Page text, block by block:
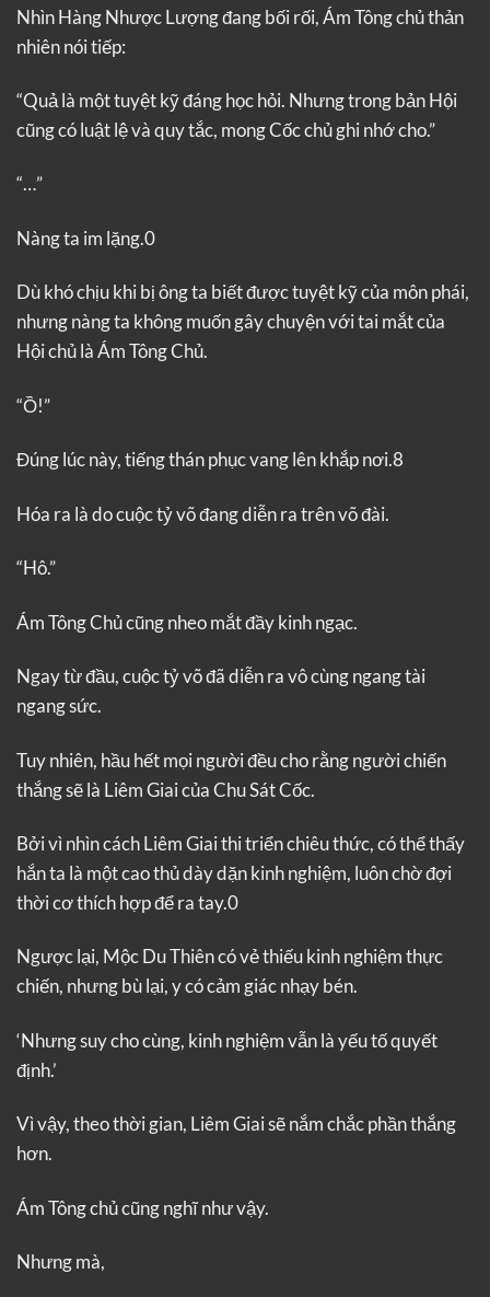
Nhìn Hàng Nhược Lượng đang bối rối, Ám Tông chủ thản
nhiên nói tiếp:
“Quả là một tuyệt kỹ đáng học hỏi. Nhưng trong bản Hội
cũng có luật lệ và quy tắc, mong Cốc chủ ghi nhớ cho.”
“…”
Nàng ta im lặng.0
Dù khó chịu khi bị ông ta biết được tuyệt kỹ của môn phái,
nhưng nàng ta không muốn gây chuyện với tai mắt của
Hội chủ là Ám Tông Chủ.
“Ồ!”
Đúng lúc này, tiếng thán phục vang lên khắp nơi.8
Hóa ra là do cuộc tỷ võ đang diễn ra trên võ đài.
“Hô.”
Ám Tông Chủ cũng nheo mắt đầy kinh ngạc.
Ngay từ đầu, cuộc tỷ võ đã diễn ra vô cùng ngang tài
ngang sức.
Tuy nhiên, hầu hết mọi người đều cho rằng người chiến
thắng sẽ là Liêm Giai của Chu Sát Cốc.
Bởi vì nhìn cách Liêm Giai thi triển chiêu thức, có thể thấy
hắn ta là một cao thủ dày dặn kinh nghiệm, luôn chờ đợi
thời cơ thích hợp để ra tay.0
Ngược lại, Mộc Du Thiên có vẻ thiếu kinh nghiệm thực
chiến, nhưng bù lại, y có cảm giác nhạy bén.
‘Nhưng suy cho cùng, kinh nghiệm vẫn là yếu tố quyết
định.’
Vì vậy, theo thời gian, Liêm Giai sẽ nắm chắc phần thắng
hơn.
Ám Tông chủ cũng nghĩ như vậy.
Nhưng mà,